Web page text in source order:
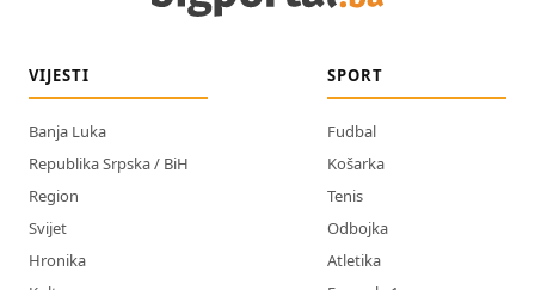
VIJESTI
Banja Luka
Republika Srpska / BiH
Region
Svijet
Hronika
SPORT
Fudbal
Košarka
Tenis
Odbojka
Atletika